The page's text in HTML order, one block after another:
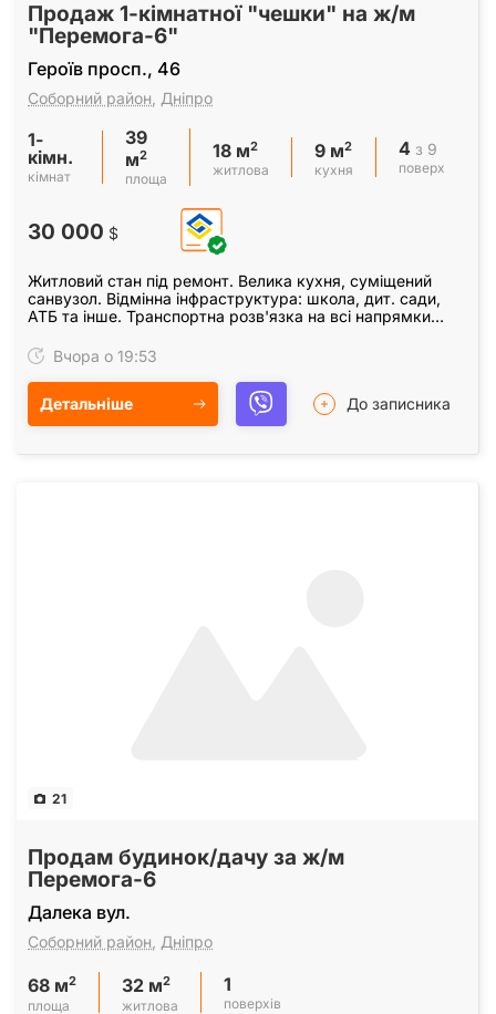
Продаж 1-кімнатної "чешки" на ж/м
"Перемога-6"
Героїв просп., 46
Соборний район Дніпро
1-
кімн.
кімнат
39
м2
площа
18 м2
житлова
9 м2
кухня
4 з 9
поверх
30 000 $
Житловий стан під ремонт. Велика кухня, суміщений
санвузол. Відмінна інфраструктура: школа, дит. сади,
АТБ та інше. Транспортна розв'язка на всі напрямки
Вчора о 19:53
Детальніше До записника
21
Продам будинок/дачу за ж/м
Перемога-6
Далека вул.
Соборний район, Дніпро
68 м2
площа
32 м2
житлова
1
поверхів